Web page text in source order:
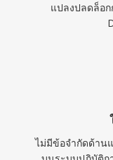
แปลงปลดล็อ
ไม่มีข้อจำกัดด้าน